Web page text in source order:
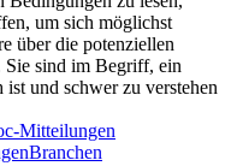
um sich möglichst
über die potenziellen
Sie sind im Begriff, ein
und schwer zu verstehen
Mitteilungen
Branchen